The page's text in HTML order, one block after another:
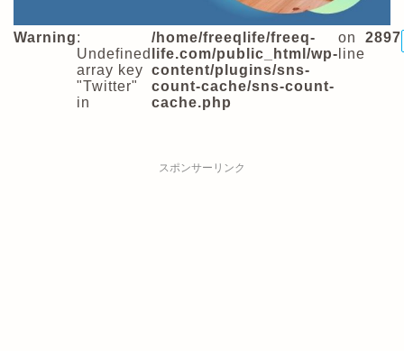
Warning:
Undefined
array key
"Twitter"
in
/home/freeqlife/freeq-
life.com/public_html/wp-
content/plugins/sns-
count-cache/sns-count-
cache.php
on
line
2897
スポンサーリンク